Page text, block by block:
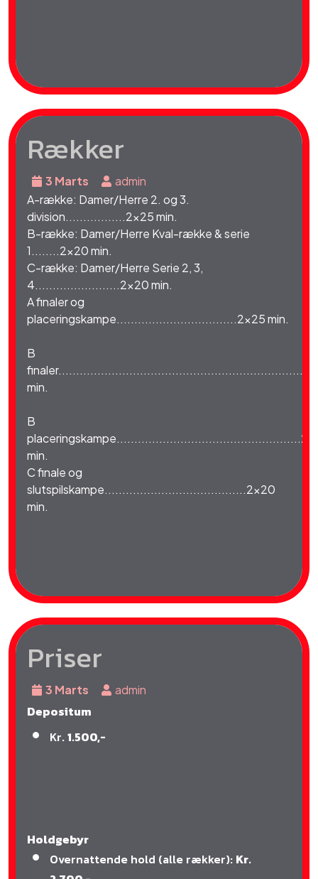
Rækker
3 Marts
admin
A-række: Damer/Herre 2. og 3.
division.................2x25 min.
B-række: Damer/Herre Kval-række & serie
1........2x20 min.
C-række: Damer/Herre Serie 2, 3,
4........................2x20 min.
A finaler og
placeringskampe..................................2x25 min.
B
min.
B
min.
C finale og
slutspilskampe........................................2x20
min.
Priser
3 Marts admin
Depositum
Kr.1.500,-
Holdgebyr
Overnattende hold (alle rækker): Kr.